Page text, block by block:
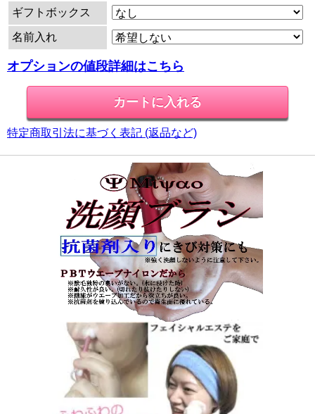
ギフトボックス
名前入れ
オプションの値段詳細はこちら
特定商取引法に基づく表記 (返品など)